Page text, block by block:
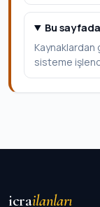
Bu
Kaynaklardan
sisteme
icrailanları